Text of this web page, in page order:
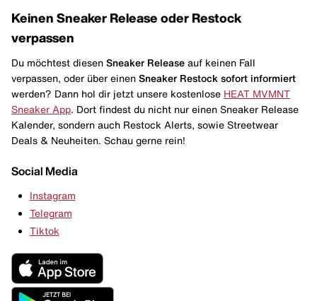
Keinen Sneaker Release oder Restock
verpassen
Du möchtest diesen Sneaker Release auf keinen Fall
verpassen, oder über einen Sneaker Restock sofort informiert
werden? Dann hol dir jetzt unsere kostenlose HEAT MVMNT
Sneaker App . Dort findest du nicht nur einen Sneaker Release
Kalender, sondern auch Restock Alerts, sowie Streetwear
Deals & Neuheiten. Schau gerne rein!
Social Media
Instagram
Telegram
Tiktok